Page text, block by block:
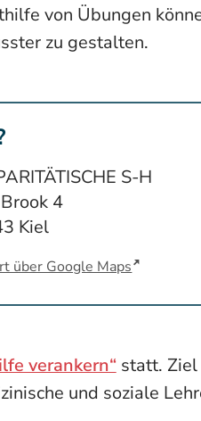
von Übungen
zu gestalten.
S-H
4
Kiel
über Google Maps
verankern“statt. Ziel
und soziale